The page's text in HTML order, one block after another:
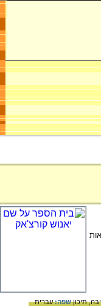
תיכוןשפה:עברית